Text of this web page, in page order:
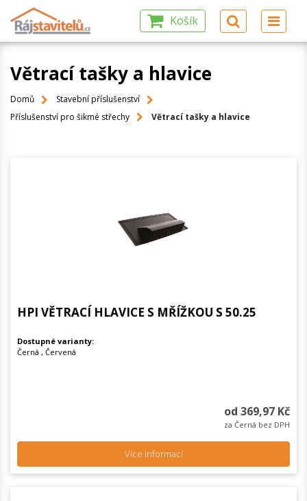
Košík
Větrací tašky a hlavice
Domů
Stavební příslušenství
Příslušenství pro šikmé střechy
Větrací tašky a hlavice
HPI VĚTRACÍ HLAVICE S MŘÍŽKOU S 50.25
Dostupné varianty:
Černá , Červená
od 369,97 Kč
za Černá bez DPH
Více informací